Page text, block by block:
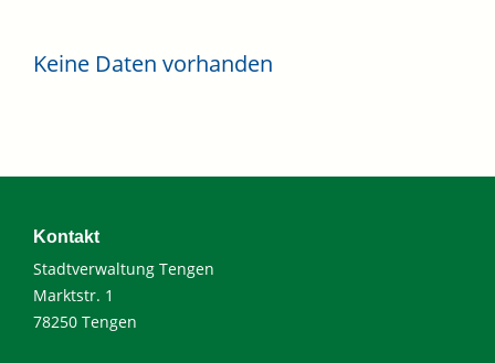
Keine Daten vorhanden
Kontakt
Stadtverwaltung Tengen
Marktstr. 1
78250 Tengen